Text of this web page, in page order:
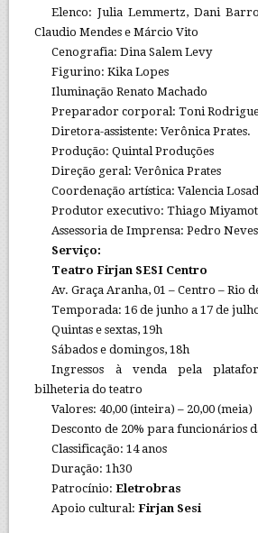
Elenco: Julia Lemmertz, Dani
Claudio Mendes e Márcio Vito
Cenografia: Dina Salem Levy
Figurino: Kika Lopes
Iluminação Renato Machado
Preparador corporal: Toni
Diretora-assistente: Verônica Prates.
Produção: Quintal Produções
Direção geral: Verônica Prates
Coordenação artística: Valencia
Produtor executivo: Thiago
Assessoria de Imprensa: Pedro
Serviço:
Teatro Firjan SESI Centro
Av. Graça Aranha, 01 – Centro – Rio
Temporada: 16 de junho a 17 de
Quintas e sextas, 19h
Sábados e domingos, 18h
Ingressos à venda pela
bilheteria do teatro
Valores: 40,00 (inteira) – 20,00 (meia)
Desconto de 20% para funcionários
Classificação: 14 anos
Duração: 1h30
Patrocínio:Eletrobras
Apoio cultural:Firjan Sesi